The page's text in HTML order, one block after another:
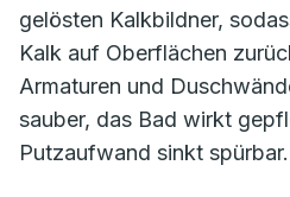
gelösten Kalkbildner,
Kalk auf Oberflächen
Armaturen und
sauber, das Bad wirkt
Putzaufwand sinkt spürbar.